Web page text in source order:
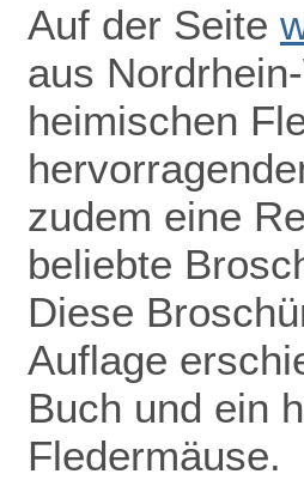
Auf der Seite
aus
heimischen
zudem eine
beliebte
Diese
Auflage
Buch und ein
Fledermäuse.